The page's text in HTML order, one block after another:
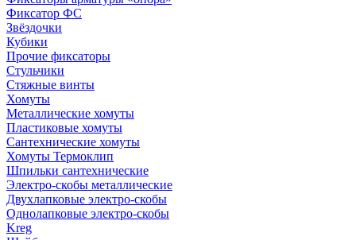
Фиксатор ФС
Звёздочки
Кубики
Прочие фиксаторы
Стульчики
Стяжные винты
Хомуты
Металлические хомуты
Пластиковые хомуты
Сантехнические хомуты
Хомуты Термоклип
Шпильки сантехнические
Электро-скобы металлические
Двухлапковые электро-скобы
Однолапковые электро-скобы
Kreg